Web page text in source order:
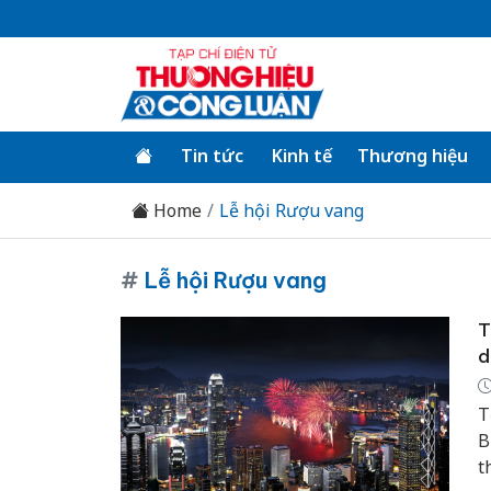
Tin tức Kinh tế Thương hiệu
Home Lễ hội Rượu vang
# Lễ hội Rượu vang